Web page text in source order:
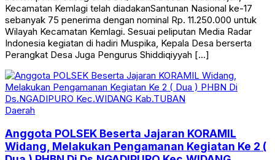
Kecamatan Kemlagi telah diadakanSantunan Nasional ke-17
sebanyak 75 penerima dengan nominal Rp. 11.250.000 untuk
Wilayah Kecamatan Kemlagi. Sesuai peliputan Media Radar
Indonesia kegiatan di hadiri Muspika, Kepala Desa berserta
Perangkat Desa Juga Pengurus Shiddiqiyyah […]
Daerah
Anggota POLSEK Beserta Jajaran KORAMIL
Widang, Melakukan Pengamanan Kegiatan Ke 2 (